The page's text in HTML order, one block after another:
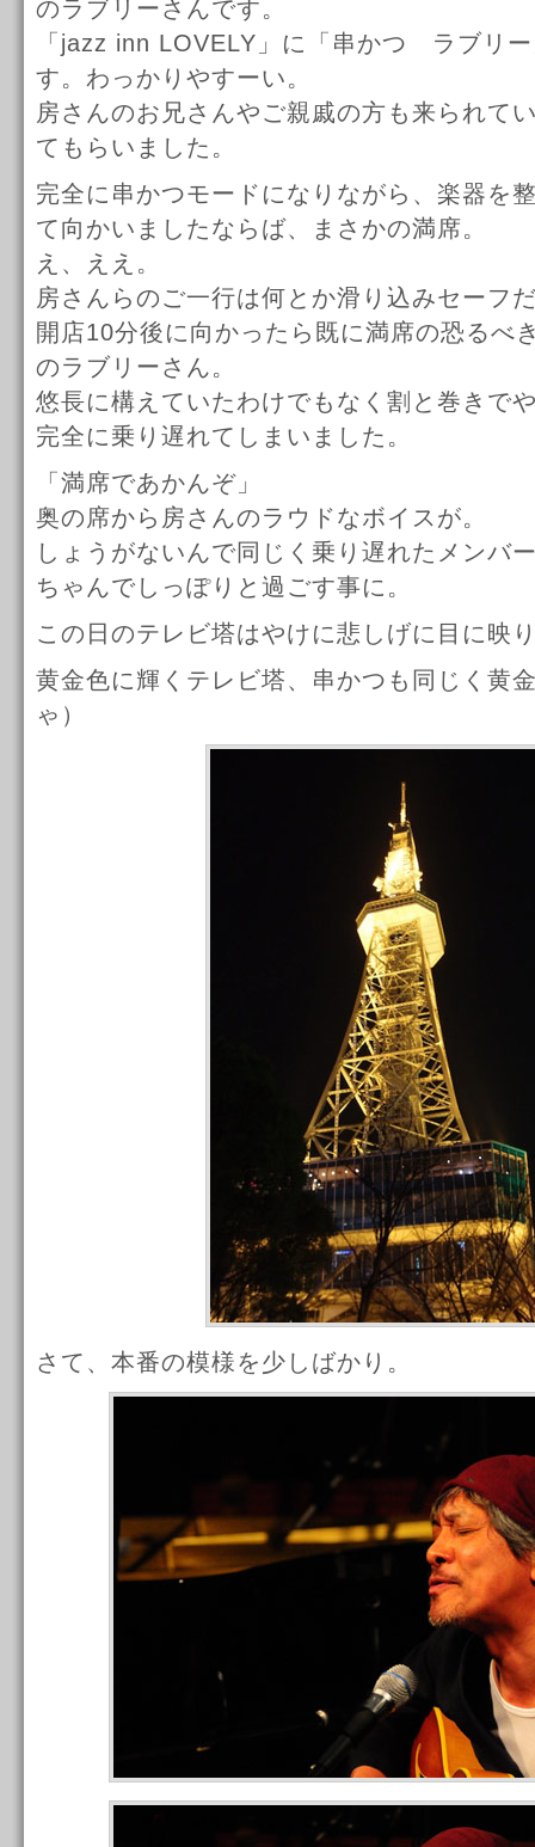
のラブリーさんです。
「jazz inn LOVELY」に「串かつ ラブリ
す。わっかりやすーい。
房さんのお兄さんやご親戚の方も来られて
てもらいました。
完全に串かつモードになりながら、楽器を
て向かいましたならば、まさかの満席。
え、ええ。
房さんらのご一行は何とか滑り込みセーフ
開店10分後に向かったら既に満席の恐るべ
のラブリーさん。
悠長に構えていたわけでもなく割と巻きで
完全に乗り遅れてしまいました。
「満席であかんぞ」
奥の席から房さんのラウドなボイスが。
しょうがないんで同じく乗り遅れたメンバ
ちゃんでしっぽりと過ごす事に。
この日のテレビ塔はやけに悲しげに目に映
黄金色に輝くテレビ塔、串かつも同じく黄
ゃ）
さて、本番の模様を少しばかり。